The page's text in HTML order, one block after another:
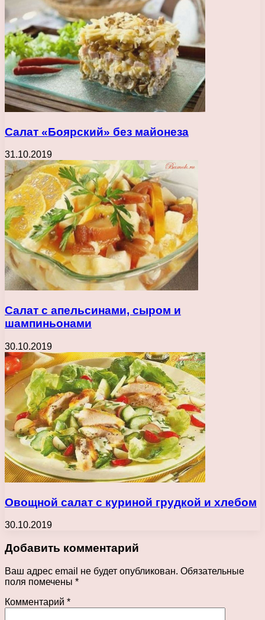
Салат «Боярский» без майонеза
31.10.2019
Салат с апельсинами, сыром и
шампиньонами
30.10.2019
Овощной салат с куриной грудкой и хлебом
30.10.2019
Добавить комментарий
Ваш адрес email не будет опубликован. Обязательные
поля помечены *
Комментарий *